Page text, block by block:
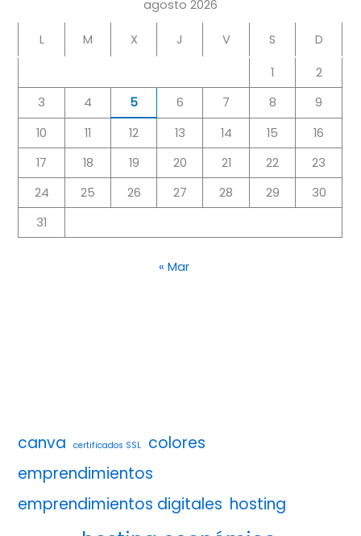
agosto 2026
L M X J V S D
1
2
3
4 5 6 7 8
9
10
11 12 13 14 15
16
17
18 19 20 21 22
23
24
25 26 27 28 29
30
31
« Mar
canva certificados SSL
colores
emprendimientos
emprendimientos digitales hosting